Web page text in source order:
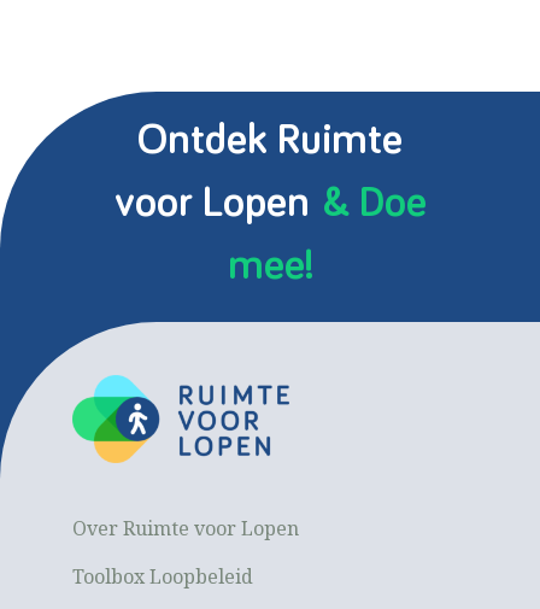
Ontdek Ruimte
voor Lopen & Doe
mee!
Over Ruimte voor Lopen
Toolbox Loopbeleid